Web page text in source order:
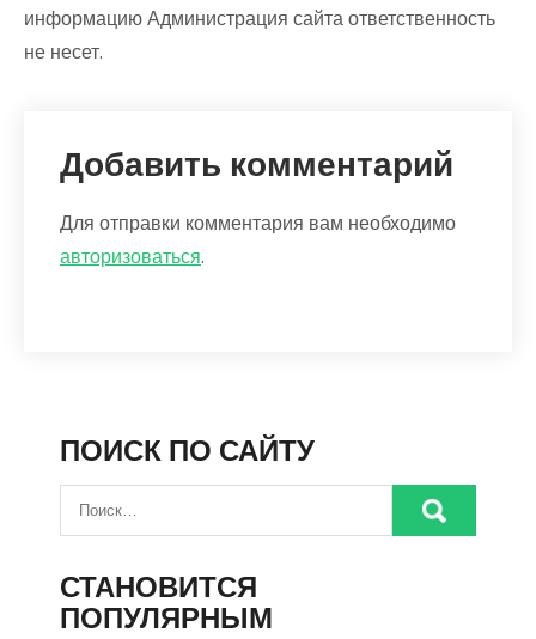
информацию Администрация сайта ответственность
не несет.
Добавить комментарий
Для отправки комментария вам необходимо
авторизоваться.
ПОИСК ПО САЙТУ
СТАНОВИТСЯ
ПОПУЛЯРНЫМ